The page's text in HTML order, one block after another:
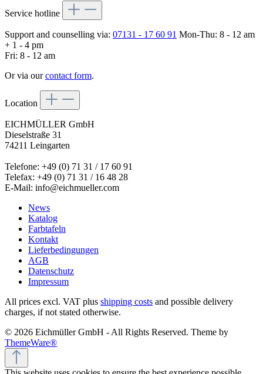
Service hotline
Support and counselling via: 07131 - 17 60 91 Mon-Thu: 8 - 12 am
+ 1 - 4 pm
Fri: 8 - 12 am
Or via ourcontact form.
Location
EICHMÜLLER GmbH
Dieselstraße 31
74211 Leingarten
Telefone: +49 (0) 71 31 / 17 60 91
Telefax: +49 (0) 71 31 / 16 48 28
E-Mail: info@eichmueller.com
News
Katalog
Farbtafeln
Kontakt
Lieferbedingungen
AGB
Datenschutz
Impressum
All prices excl. VAT plus shipping costs and possible delivery
charges, if not stated otherwise.
© 2026 Eichmüller GmbH - All Rights Reserved. Theme by
ThemeWare®